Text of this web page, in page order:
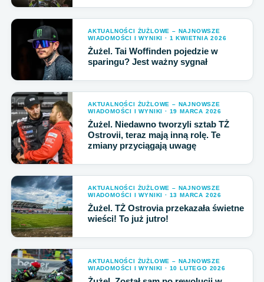
AKTUALNOŚCI ŻUŻLOWE – NAJNOWSZE
WIADOMOŚCI I WYNIKI · 1 KWIETNIA 2026
Żużel. Tai Woffinden pojedzie w
sparingu? Jest ważny sygnał
AKTUALNOŚCI ŻUŻLOWE – NAJNOWSZE
WIADOMOŚCI I WYNIKI · 19 MARCA 2026
Żużel. Niedawno tworzyli sztab TŻ
Ostrovii, teraz mają inną rolę. Te
zmiany przyciągają uwagę
AKTUALNOŚCI ŻUŻLOWE – NAJNOWSZE
WIADOMOŚCI I WYNIKI · 13 MARCA 2026
Żużel. TŻ Ostrovia przekazała świetne
wieści! To już jutro!
AKTUALNOŚCI ŻUŻLOWE – NAJNOWSZE
WIADOMOŚCI I WYNIKI · 10 LUTEGO 2026